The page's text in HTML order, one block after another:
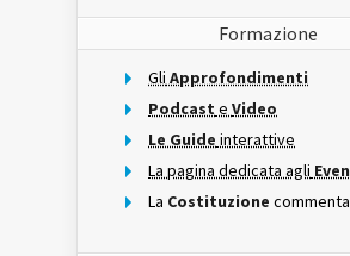
Formazione
Gli Approfondimenti
Podcast e Video
Le Guide interattive
La pagina dedicata agli
La Costituzione